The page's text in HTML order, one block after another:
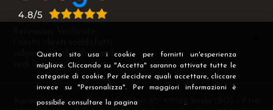
Questo sito usa i cookie per fornirti un'esperienza
migliore. Cliccando su "Accetta" saranno attivate tutte le
categorie di cookie. Per decidere quali accettare, cliccare
invece su "Personalizza". Per maggiori informazioni è
possibile consultare la pagina .
valgono più di mille parole
vedi le recensioni >
Raven Distribution SRL - Via Fanin 30, 40026 Imola (BO) - P.Iva